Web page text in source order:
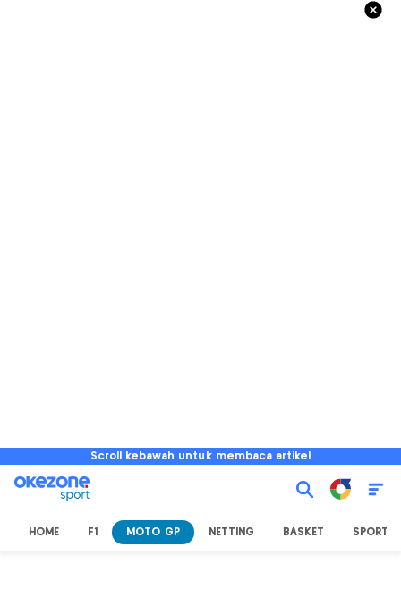
Scroll kebawah untuk membaca artikel
HOME F1 MOTO GP NETTING BASKET SPORT